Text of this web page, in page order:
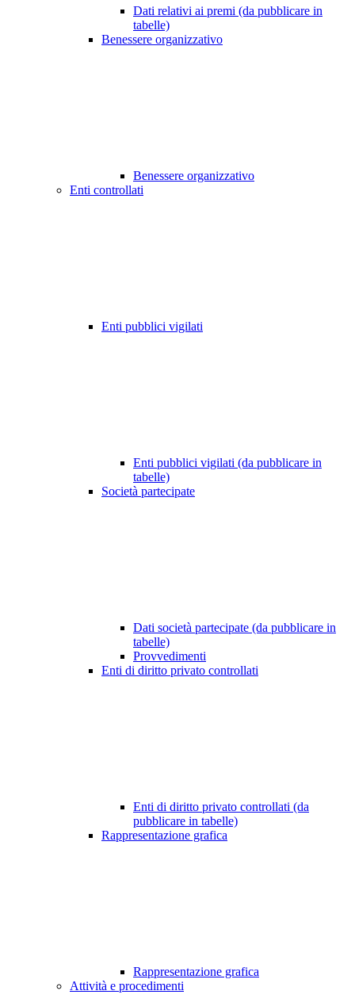
Dati relativi ai premi (da pubblicare in
tabelle)
Benessere organizzativo
Benessere organizzativo
Enti controllati
Enti pubblici vigilati
Enti pubblici vigilati (da pubblicare in
tabelle)
Società partecipate
Dati società partecipate (da pubblicare in
tabelle)
Provvedimenti
Enti di diritto privato controllati
Enti di diritto privato controllati (da
pubblicare in tabelle)
Rappresentazione grafica
Rappresentazione grafica
Attività e procedimenti